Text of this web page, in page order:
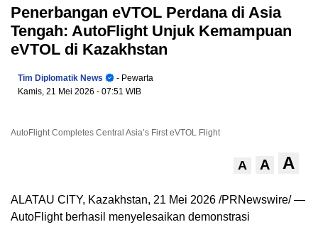
Penerbangan eVTOL Perdana di Asia
Tengah: AutoFlight Unjuk Kemampuan
eVTOL di Kazakhstan
Tim Diplomatik News
- Pewarta
Kamis, 21 Mei 2026 - 07:51 WIB
AutoFlight Completes Central Asia’s First eVTOL Flight
A A A
ALATAU CITY, Kazakhstan, 21 Mei 2026 /PRNewswire/ —
AutoFlight berhasil menyelesaikan demonstrasi